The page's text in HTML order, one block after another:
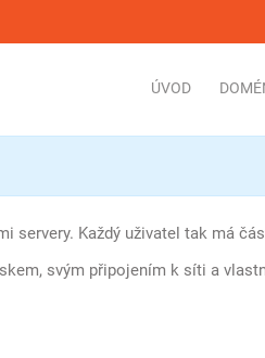
ÚVOD
Každý uživatel tak má
svým připojením k síti a